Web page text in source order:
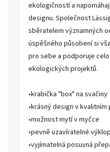
ekologičností a
designu. Společnost
sběratelem významných
úspěšného působení si
pro sebe a podporuje
ekologických projektů.
•krabička "box" na svačiny
•krásný design v
•možnost mytí v myčce
•pevně uzavíratelné
•vyjímatelná posuvná